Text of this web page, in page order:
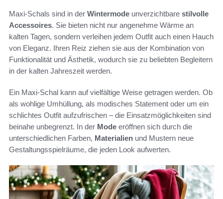
Maxi-Schals sind in der Wintermode unverzichtbare stilvolle
Accessoires. Sie bieten nicht nur angenehme Wärme an
kalten Tagen, sondern verleihen jedem Outfit auch einen Hauch
von Eleganz. Ihren Reiz ziehen sie aus der Kombination von
Funktionalität und Ästhetik, wodurch sie zu beliebten Begleitern
in der kalten Jahreszeit werden.
Ein Maxi-Schal kann auf vielfältige Weise getragen werden. Ob
als wohlige Umhüllung, als modisches Statement oder um ein
schlichtes Outfit aufzufrischen – die Einsatzmöglichkeiten sind
beinahe unbegrenzt. In der Mode eröffnen sich durch die
unterschiedlichen Farben, Materialien und Mustern neue
Gestaltungsspielräume, die jeden Look aufwerten.